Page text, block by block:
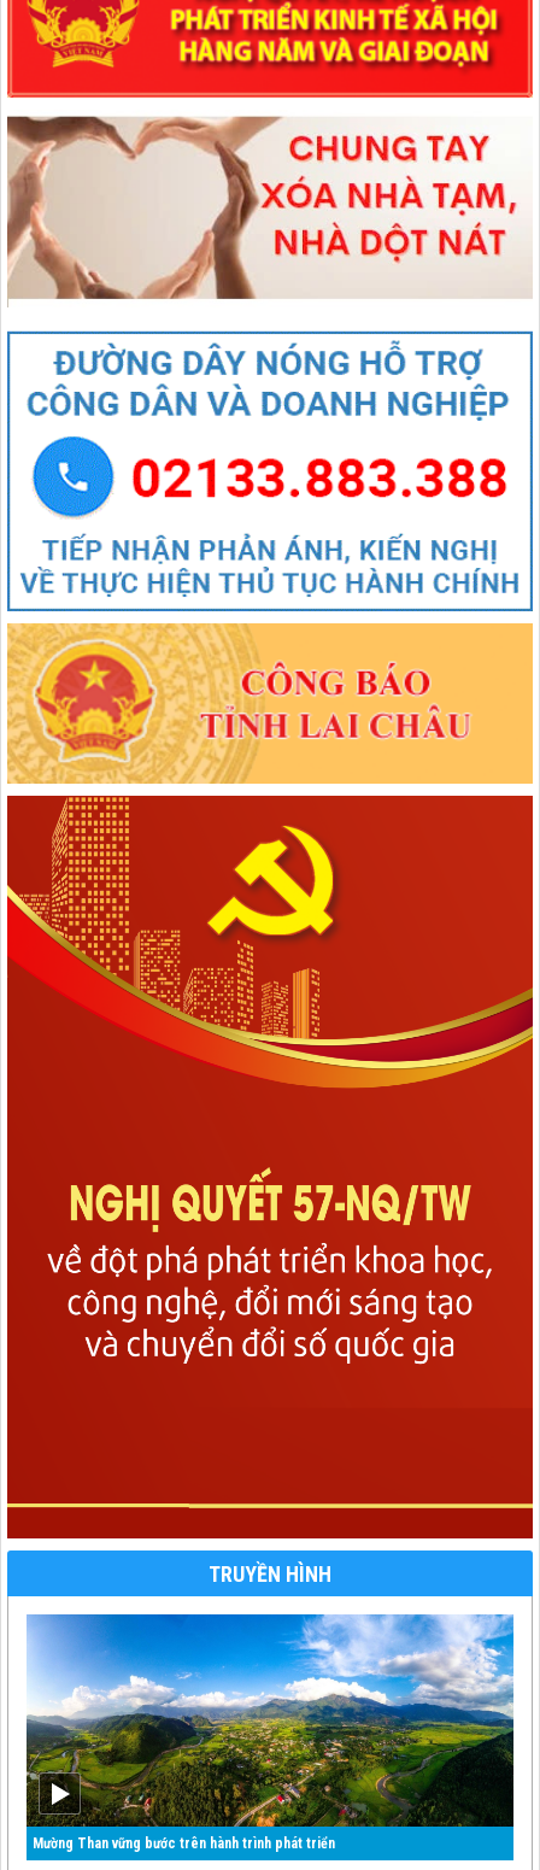
544/QĐ-UBND
QUYẾT ĐỊNH Về việc thành lập Tổ giúp việc Ban biên tập Cổng
thông tin điện tử xã Mường Than
lượt xem: 44 | lượt tải:21
407/QĐ-UBND
QUYẾT ĐỊNH Kiện toàn Ban biên tập Cổng thông tin điện tử xã
Mường Than
lượt xem: 48 | lượt tải:29
27/NQ-HĐND
Nghị quyết Thông qua chủ trương sắp xếp đơn vị hành chính cấp xã
của tỉnh Lai Châu năm 2025
lượt xem: 88 | lượt tải:54
1670/NQ-UBTVQH15
Nghị quyết số 1670/NQ-UBTVQH15 của ỦY BAN THƯỜNG VỤ
QUỐC HỘI: Về việc sắp xếp các đơn vị hành chính cấp xã của tỉnh
Lai Châu năm 2025
lượt xem: 69 | lượt tải:48
TRUYỀN HÌNH
Mường Than vững bước trên hành trình phát triển